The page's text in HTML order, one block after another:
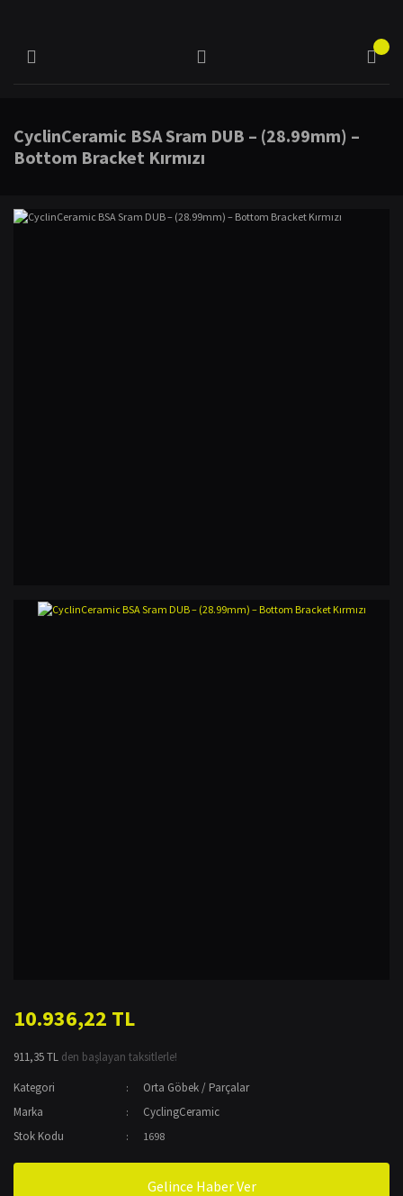
CyclinCeramic BSA Sram DUB – (28.99mm) –
Bottom Bracket Kırmızı
10.936,22 TL
911,35 TL den başlayan taksitlerle!
Kategori
Orta Göbek / Parçalar
Marka
CyclingCeramic
Stok Kodu
1698
Gelince Haber Ver